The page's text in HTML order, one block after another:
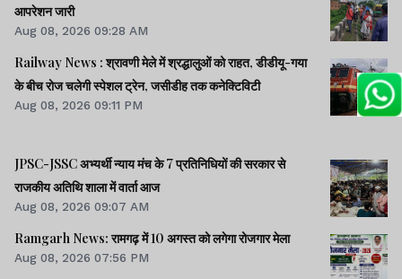
आपरेशन जारी
Aug 08, 2026 09:28 AM
Railway News : श्रावणी मेले में श्रद्धालुओं को राहत, डीडीयू-गया
के बीच रोज चलेगी स्पेशल ट्रेन, जसीडीह तक कनेक्टिविटी
Aug 08, 2026 09:11 PM
JPSC-JSSC अभ्यर्थी न्याय मंच के 7 प्रतिनिधियों की सरकार से
राजकीय अतिथि शाला में वार्ता आज
Aug 08, 2026 09:07 AM
Ramgarh News: रामगढ़ में 10 अगस्त को लगेगा रोजगार मेला
Aug 08, 2026 07:56 PM